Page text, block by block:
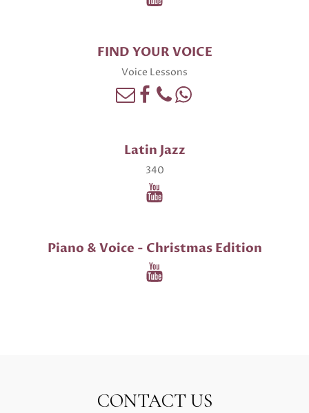
FIND YOUR VOICE
Voice Lessons
Latin Jazz
340
Piano & Voice - Christmas Edition
CONTACT US